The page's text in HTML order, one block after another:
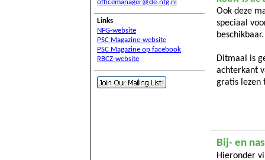
officemanager@de-nfg.nl
Links
NFG-website
PSC Magazine-website
PSC Magazine op facebook
RBCZ-website
Ook deze
speciaal
beschikbaar.
Ditmaal is
achterkant
gratis lezen
Bij- en
Hieronder